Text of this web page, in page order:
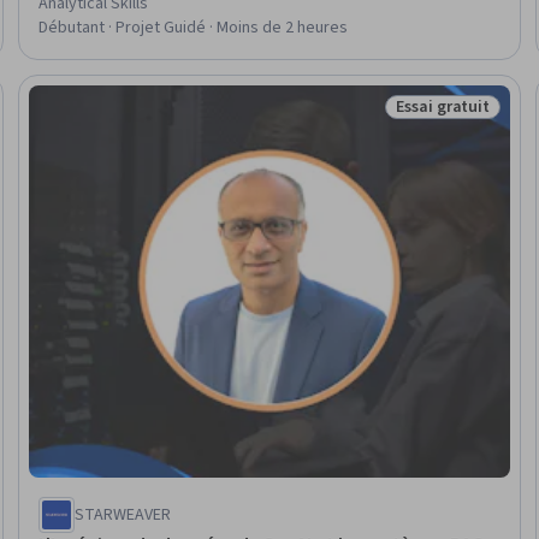
Débutant · Projet Guidé · Moins de 2 heures
Statut : Essai
Essai gratuit
STARWEAVER